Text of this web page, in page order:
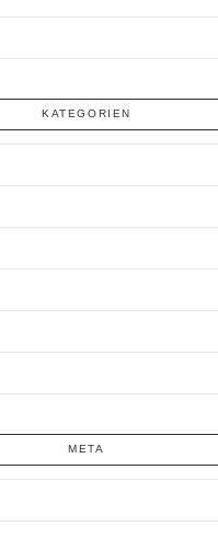
KATEGORIEN
META